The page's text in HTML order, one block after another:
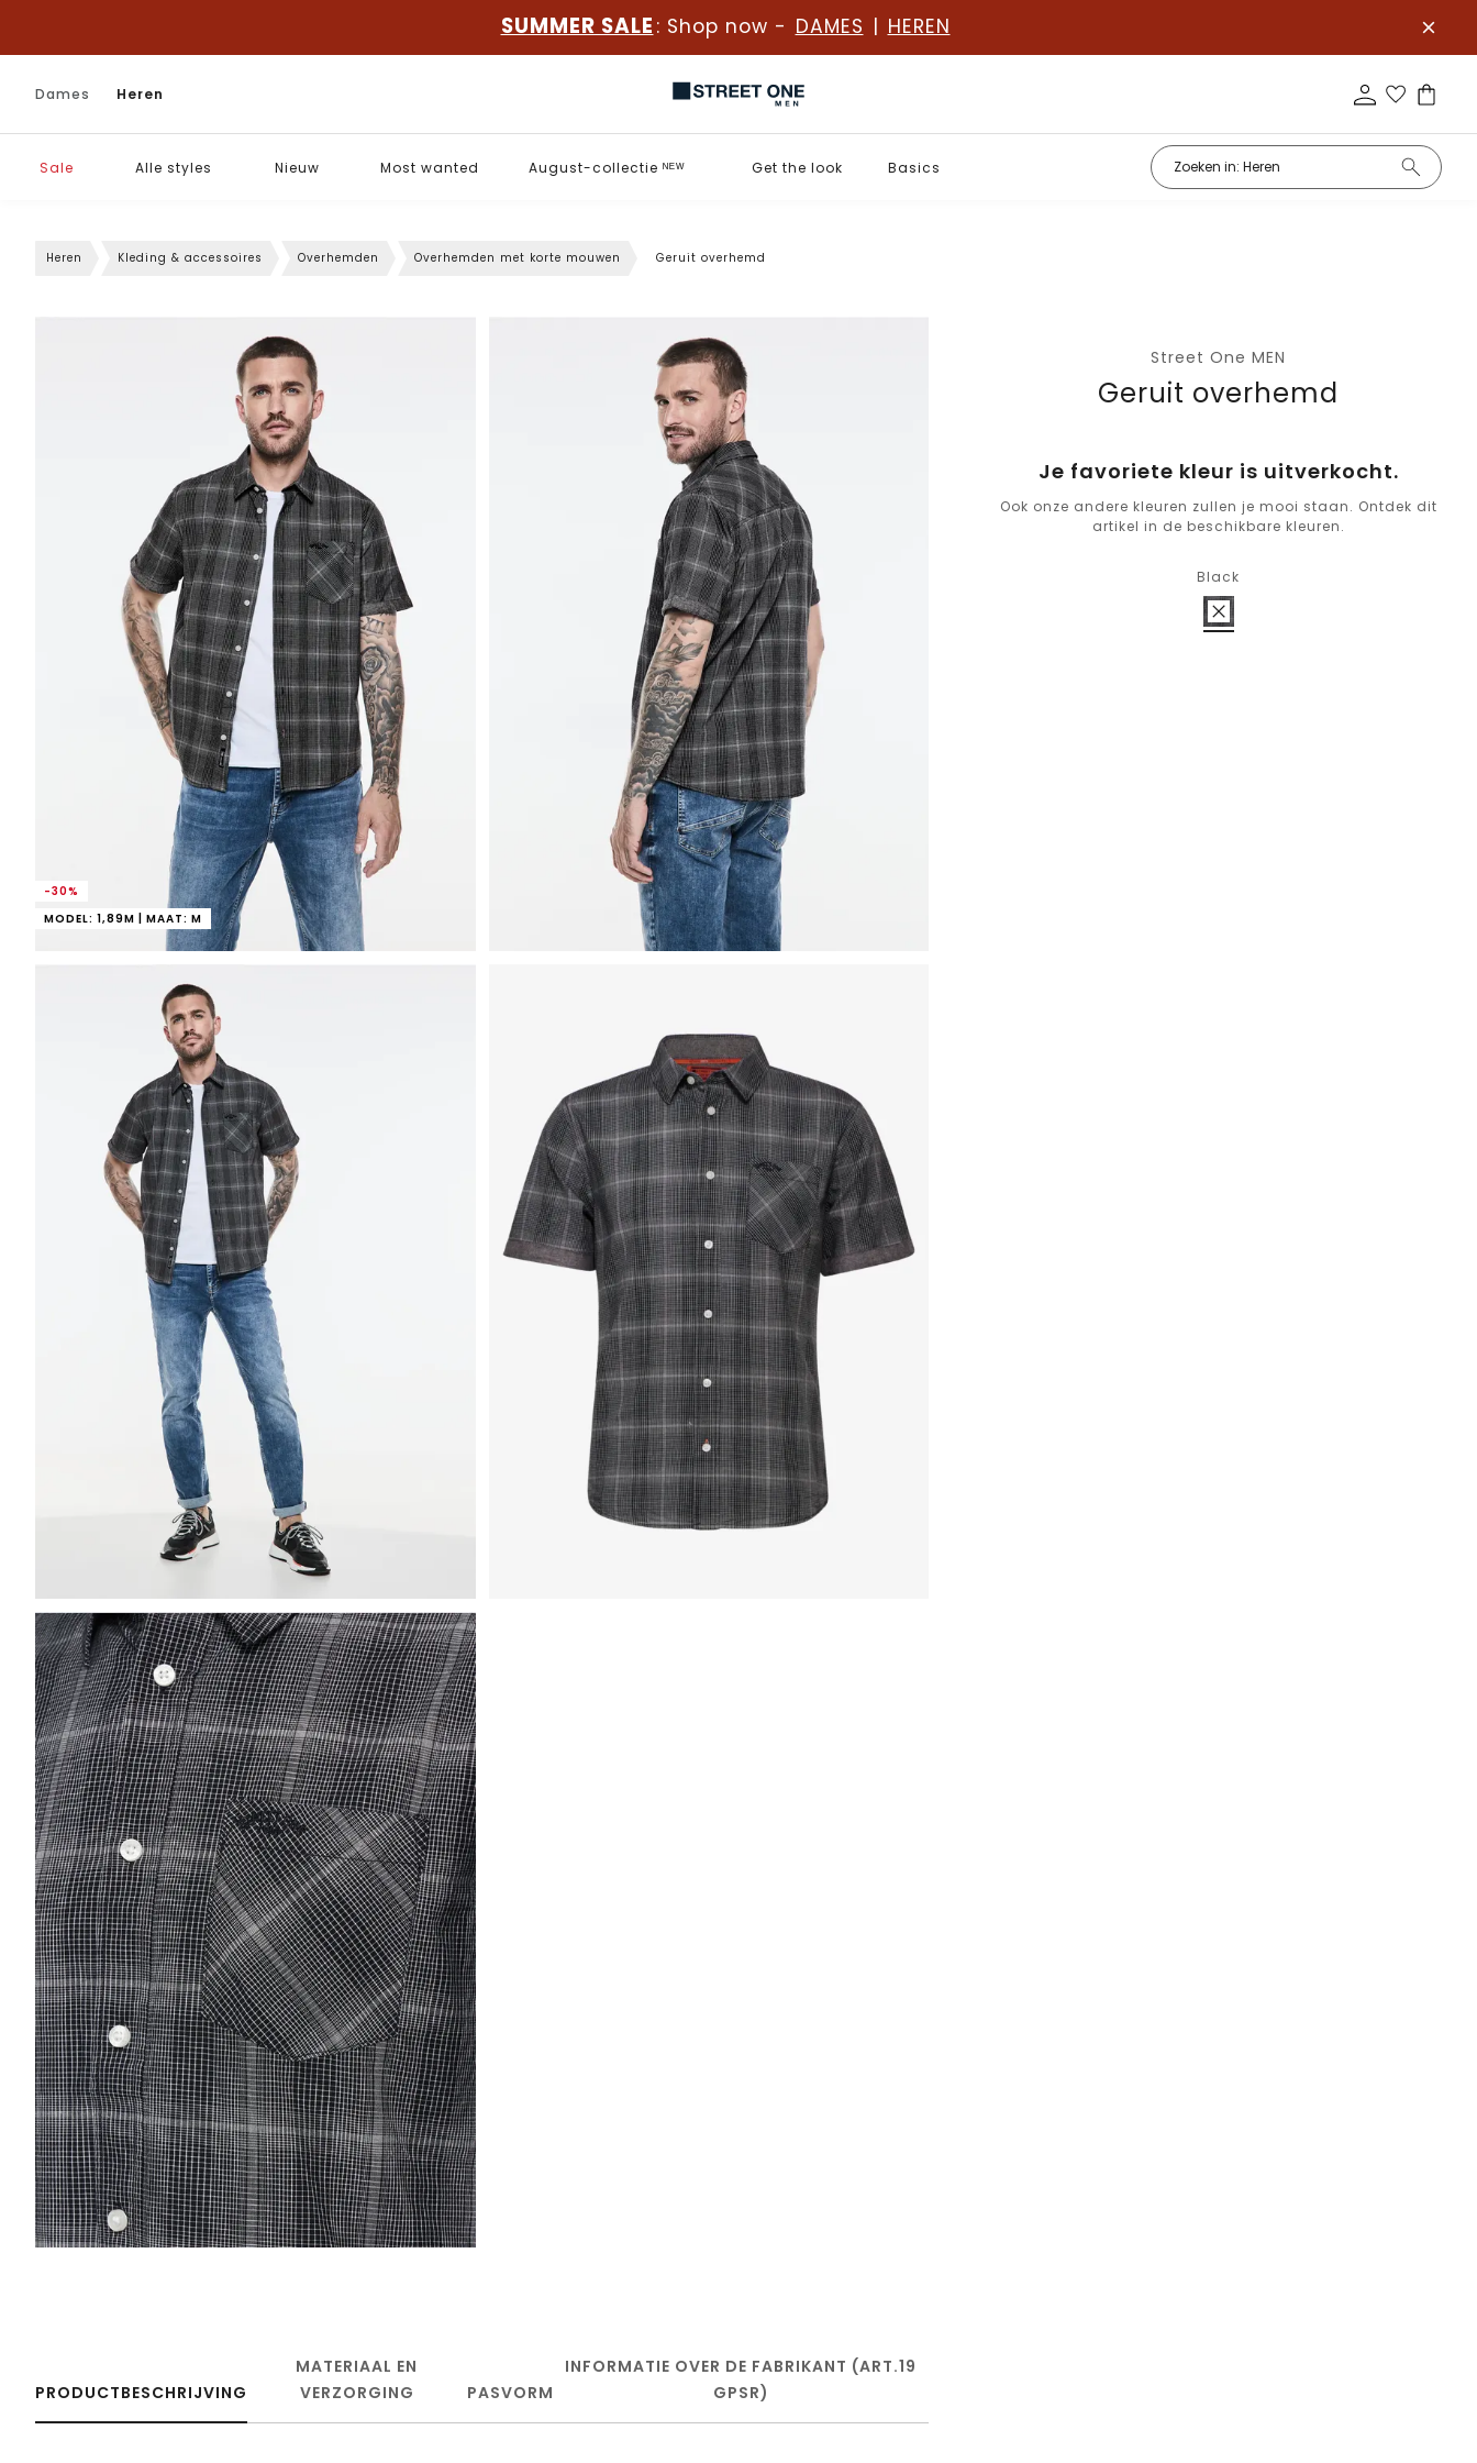
SUMMER SALE : Shop now - DAMES | HEREN
Dames Heren
Sale Alle styles Nieuw Most wanted August-collectie ᴺᴱᵂ Get the look Basics
Heren Kleding & accessoires Overhemden Overhemden met korte mouwen Geruit overhemd
-30%
MODEL: 1,89M | MAAT: M
Street One MEN
Geruit overhemd
Je favoriete kleur is uitverkocht.
Ook onze andere kleuren zullen je mooi staan. Ontdek dit
artikel in de beschikbare kleuren.
Black
PRODUCTBESCHRIJVING
MATERIAAL EN
VERZORGING
PASVORM
INFORMATIE OVER DE FABRIKANT (ART.19
GPSR)